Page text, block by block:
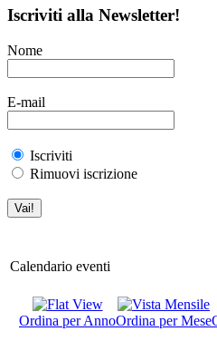
Iscriviti alla Newsletter!
Nome
E-mail
Iscriviti
Rimuovi iscrizione
Calendario eventi
Ordina per AnnoOrdina per Mese